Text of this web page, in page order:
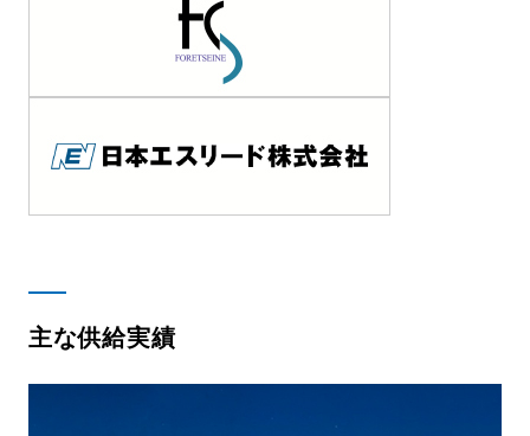
主な供給実績